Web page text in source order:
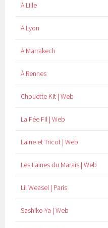
À Lille
À Lyon
À Marrakech
À Rennes
Chouette Kit | Web
La Fée Fil | Web
Laine et Tricot | Web
Les Laines du Marais | Web
Lil Weasel | Paris
Sashiko-Ya | Web